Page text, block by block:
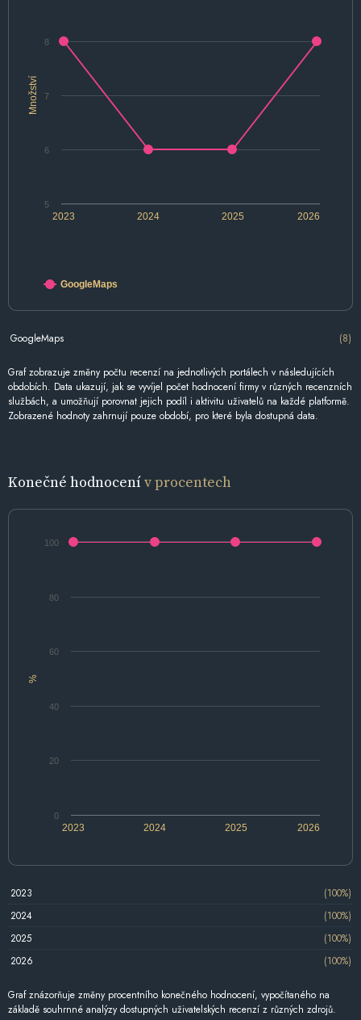
Množství
2024 2026
2023 2025
6
7
8
5
GoogleMaps
GoogleMaps (8)
Graf zobrazuje změny počtu recenzí na jednotlivých portálech v následujících
obdobích. Data ukazují, jak se vyvíjel počet hodnocení firmy v různých recenzních
službách, a umožňují porovnat jejich podíl i aktivitu uživatelů na každé platformě.
Zobrazené hodnoty zahrnují pouze období, pro které byla dostupná data.
Konečné hodnocenív procentech
%
2024 2026
2023 2025
0
20
40
60
80
100
2023
(100%)
2024
(100%)
2025
(100%)
2026
(100%)
Graf znázorňuje změny procentního konečného hodnocení, vypočítaného na
základě souhrnné analýzy dostupných uživatelských recenzí z různých zdrojů.